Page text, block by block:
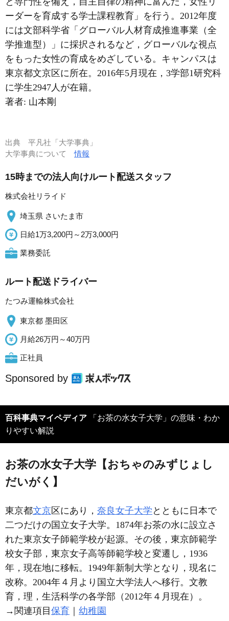
ーダーを育成する学士課程教育」を行う。2012年度
には文部科学省「グローバル人材育成推進事業 （全
学推進型）
」に採択されるなど，グローバルな視点
をもった女性の育成をめざしている。キャンパスは
東京都文京区に所在。2016年5月現在，3学部1研究科
に学生2947人が在籍。
著者: 山本剛
出典 平凡社「大学事典」
大学事典について情報
15時までの法人向けルート配送スタッフ
株式会社リライド
埼玉県 さいたま市
日給1万3,200円～2万3,000円
業務委託
ルート配送ドライバー
たつみ運輸株式会社
東京都 墨田区
月給26万円～40万円
正社員
Sponsored by
百科事典マイペディア 「お茶の水女子大学」の意味・わか
りやすい解説
お茶の水女子大学【おちゃのみずじょし
だいがく】
東京都文京区にあり， 奈良女子大学 とともに日本で
二つだけの国立女子大学。1874年お茶の水に設立さ
れた東京女子師範学校が起源。その後，東京師範学
校女子部，東京女子高等師範学校と変遷し，1936
年，現在地に移転。1949年新制大学となり，現名に
改称。2004年４月より国立大学法人へ移行。文教
育，理，生活科学の各学部（2012年４月現在）。
→関連項目 保育 幼稚園